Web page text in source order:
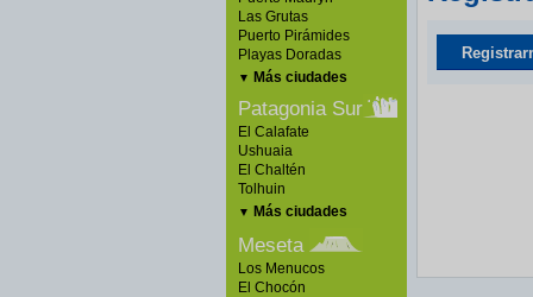
Las Grutas
Puerto Pirámides
Playas Doradas
▼ Más ciudades
Patagonia Sur
El Calafate
Ushuaia
El Chaltén
Tolhuin
▼ Más ciudades
Meseta
Los Menucos
El Chocón